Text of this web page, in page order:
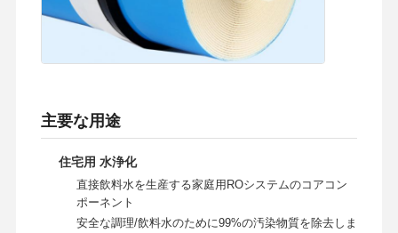
ホーム ビデオ
私たちについ
主要な用途
住宅用 水浄化
直接飲料水を生産する家庭用ROシステムのコアコン
ポーネント
安全な調理/飲料水のために99%の汚染物質を除去しま